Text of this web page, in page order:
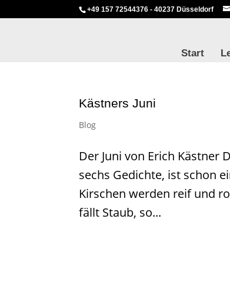
+49 157 72544376 - 40237 Düsseldorf
Start
Kästners Juni
Blog
Der Juni von Erich Kästner
sechs Gedichte, ist schon
Kirschen werden reif und
fällt Staub, so...